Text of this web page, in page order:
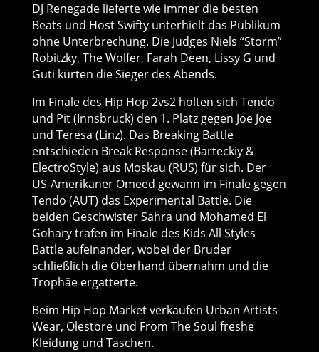
DJ Renegade lieferte wie immer die besten
Beats und Host Swifty unterhielt das Publikum
ohne Unterbrechung. Die Judges Niels “Storm”
Robitzky, The Wolfer, Farah Deen, Lissy G und
Guti kürten die Sieger des Abends.
Im Finale des Hip Hop 2vs2 holten sich Tendo
und Pit (Innsbruck) den 1. Platz gegen Joe Joe
und Teresa (Linz). Das Breaking Battle
entschieden Break Response (Barteckiy &
ElectroStyle) aus Moskau (RUS) für sich. Der
US-Amerikaner Omeed gewann im Finale gegen
Tendo (AUT) das Experimental Battle. Die
beiden Geschwister Sahra und Mohamed El
Gohary trafen im Finale des Kids All Styles
Battle aufeinander, wobei der Bruder
schließlich die Oberhand übernahm und die
Trophäe ergatterte.
Beim Hip Hop Market verkaufen Urban Artists
Wear, Olestore und From The Soul freshe
Kleidung und Taschen.